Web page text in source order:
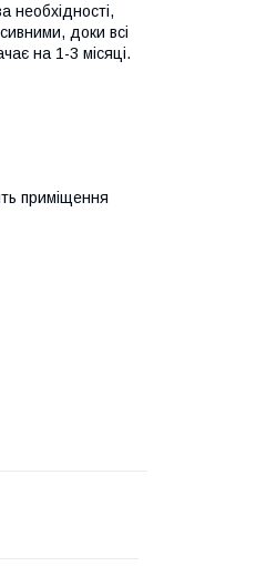
необхідності,
доки всі
на 1-3 місяці.
приміщення